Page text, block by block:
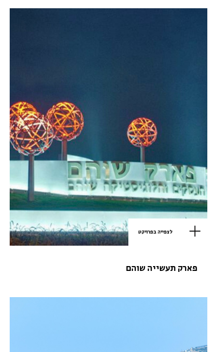
לצפייה בפרויקט
פארק תעשייה שוהם